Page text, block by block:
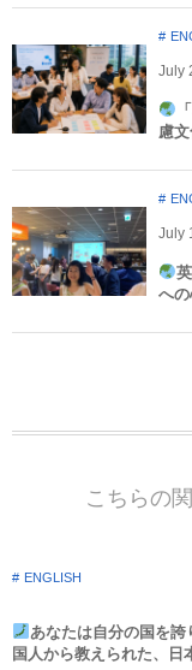
July
慮
July
へ
こちらの
ENGLISH
あなたは自分の国を
国人から教えられた、日